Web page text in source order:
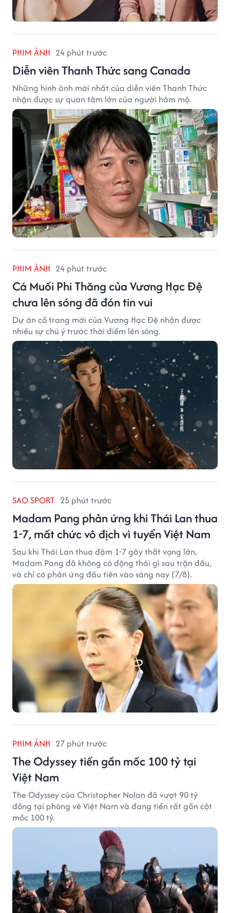
PHIM ẢNH 24 phút trước
Diễn viên Thanh Thức sang Canada
Những hình ảnh mới nhất của diễn viên Thanh Thức
nhận được sự quan tâm lớn của người hâm mộ.
PHIM ẢNH 24 phút trước
Cá Muối Phi Thăng của Vương Hạc Đệ
chưa lên sóng đã đón tin vui
Dự án cổ trang mới của Vương Hạc Đệ nhận được
nhiều sự chú ý trước thời điểm lên sóng.
SAO SPORT 25 phút trước
Madam Pang phản ứng khi Thái Lan thua
1-7, mất chức vô địch vì tuyển Việt Nam
Sau khi Thái Lan thua đậm 1-7 gây thất vọng lớn,
Madam Pang đã không có động thái gì sau trận đấu,
và chỉ có phản ứng đầu tiên vào sáng nay (7/8).
PHIM ẢNH 27 phút trước
The Odyssey tiến gần mốc 100 tỷ tại
Việt Nam
The Odyssey của Christopher Nolan đã vượt 90 tỷ
đồng tại phòng vé Việt Nam và đang tiến rất gần cột
mốc 100 tỷ.